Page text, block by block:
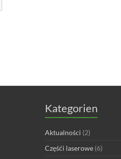
Kategorien
Aktualności (2)
Częśći laserowe (6)